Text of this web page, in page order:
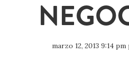
marzo 12, 2013 9:14 pm